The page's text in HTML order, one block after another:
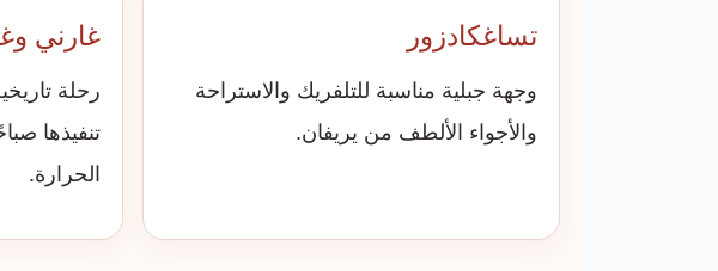
تساغكادزور
وجهة جبلية مناسبة للتلفريك والاستراحة
والأجواء الألطف من يريفان.
غارني
رحلة
تنفيذها
الحرارة.